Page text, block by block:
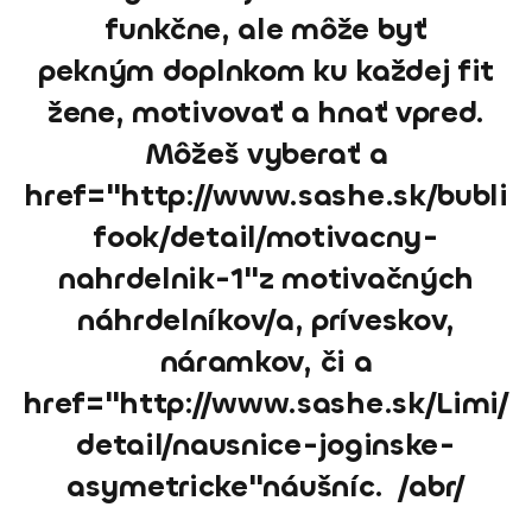
funkčne, ale môže byť
pekným doplnkom ku každej fit
žene, motivovať a hnať vpred.
Môžeš vyberať a
href="http://www.sashe.sk/bubli
fook/detail/motivacny-
nahrdelnik-1"z motivačných
náhrdelníkov/a, príveskov,
náramkov, či a
href="http://www.sashe.sk/Limi/
detail/nausnice-joginske-
asymetricke"náušníc. /abr/